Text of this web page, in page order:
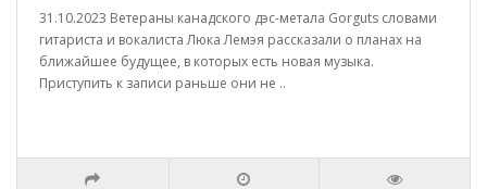
31.10.2023 Ветераны канадского дэс-метала Gorguts словами
гитариста и вокалиста Люка Лемэя рассказали о планах на
ближайшее будущее, в которых есть новая музыка.
Приступить к записи раньше они не ..